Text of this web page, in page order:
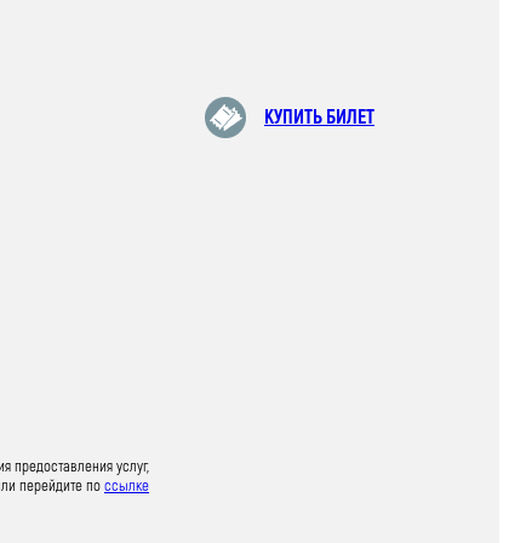
КУПИТЬ БИЛЕТ
предоставления услуг,
перейдите поссылке